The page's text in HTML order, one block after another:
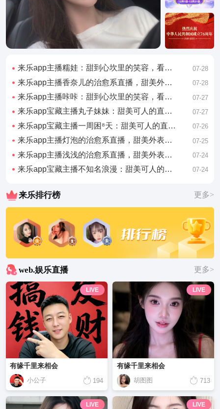
来乐app主播糯娃：甜到心坎里的笑容，看完心情好了一整天 07-28
来乐app主播香奈儿的治愈系直播，甜美外表下藏着有趣的灵魂 07-28
来乐app主播咔咔：甜到心坎里的笑容，看完心情好了一整天 07-27
来乐app宝藏主播丸子妹妹：甜美可人的直播日常，看完想谈恋爱 07-27
来乐app宝藏主播一周困⁸天：甜美可人的直播日常，看完想谈恋爱 07-26
来乐app主播灯泡的治愈系直播，甜美外表下藏着有趣的灵魂 07-25
来乐app主播浅浅的治愈系直播，甜美外表下藏着有趣的灵魂 07-24
来乐app宝藏主播不知名浪漫：甜美可人的直播日常，看完想谈恋爱 07-24
来乐排行榜 更多>
web.娱乐直播 更多>
LIVE
有缘千里来相会
小公子 194
LIVE
有缘千里来相会
胡图图 713
LIVE LIVE